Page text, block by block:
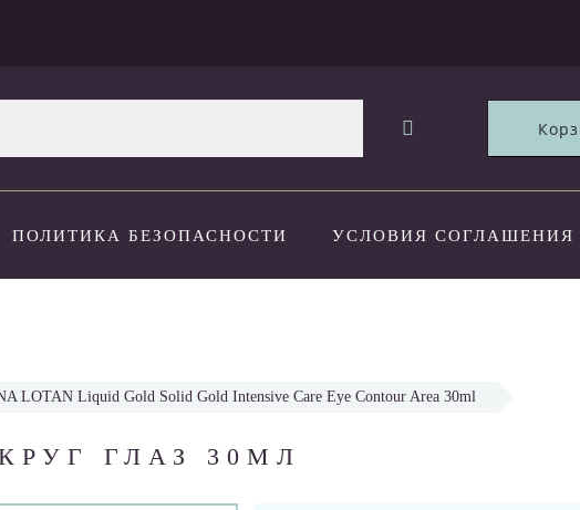
ПОЛИТИКА БЕЗОПАСНОСТИ УСЛОВИЯ СОГЛАШЕНИЯ
LOTAN Liquid Gold Solid Gold Intensive Care Eye Contour Area 30ml
ГЛАЗ 30МЛ